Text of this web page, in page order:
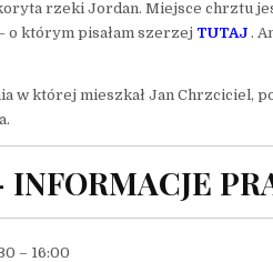
rzeki Jordan. Miejsce chrztu
o którym pisałam szerzej TUTAJ .
w której mieszkał Jan Chrzciciel,
– 16:00